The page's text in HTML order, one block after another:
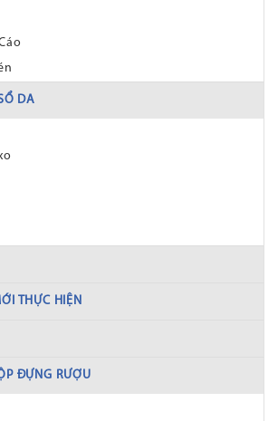
DA
THỰC HIỆN
ĐỰNG RƯỢU